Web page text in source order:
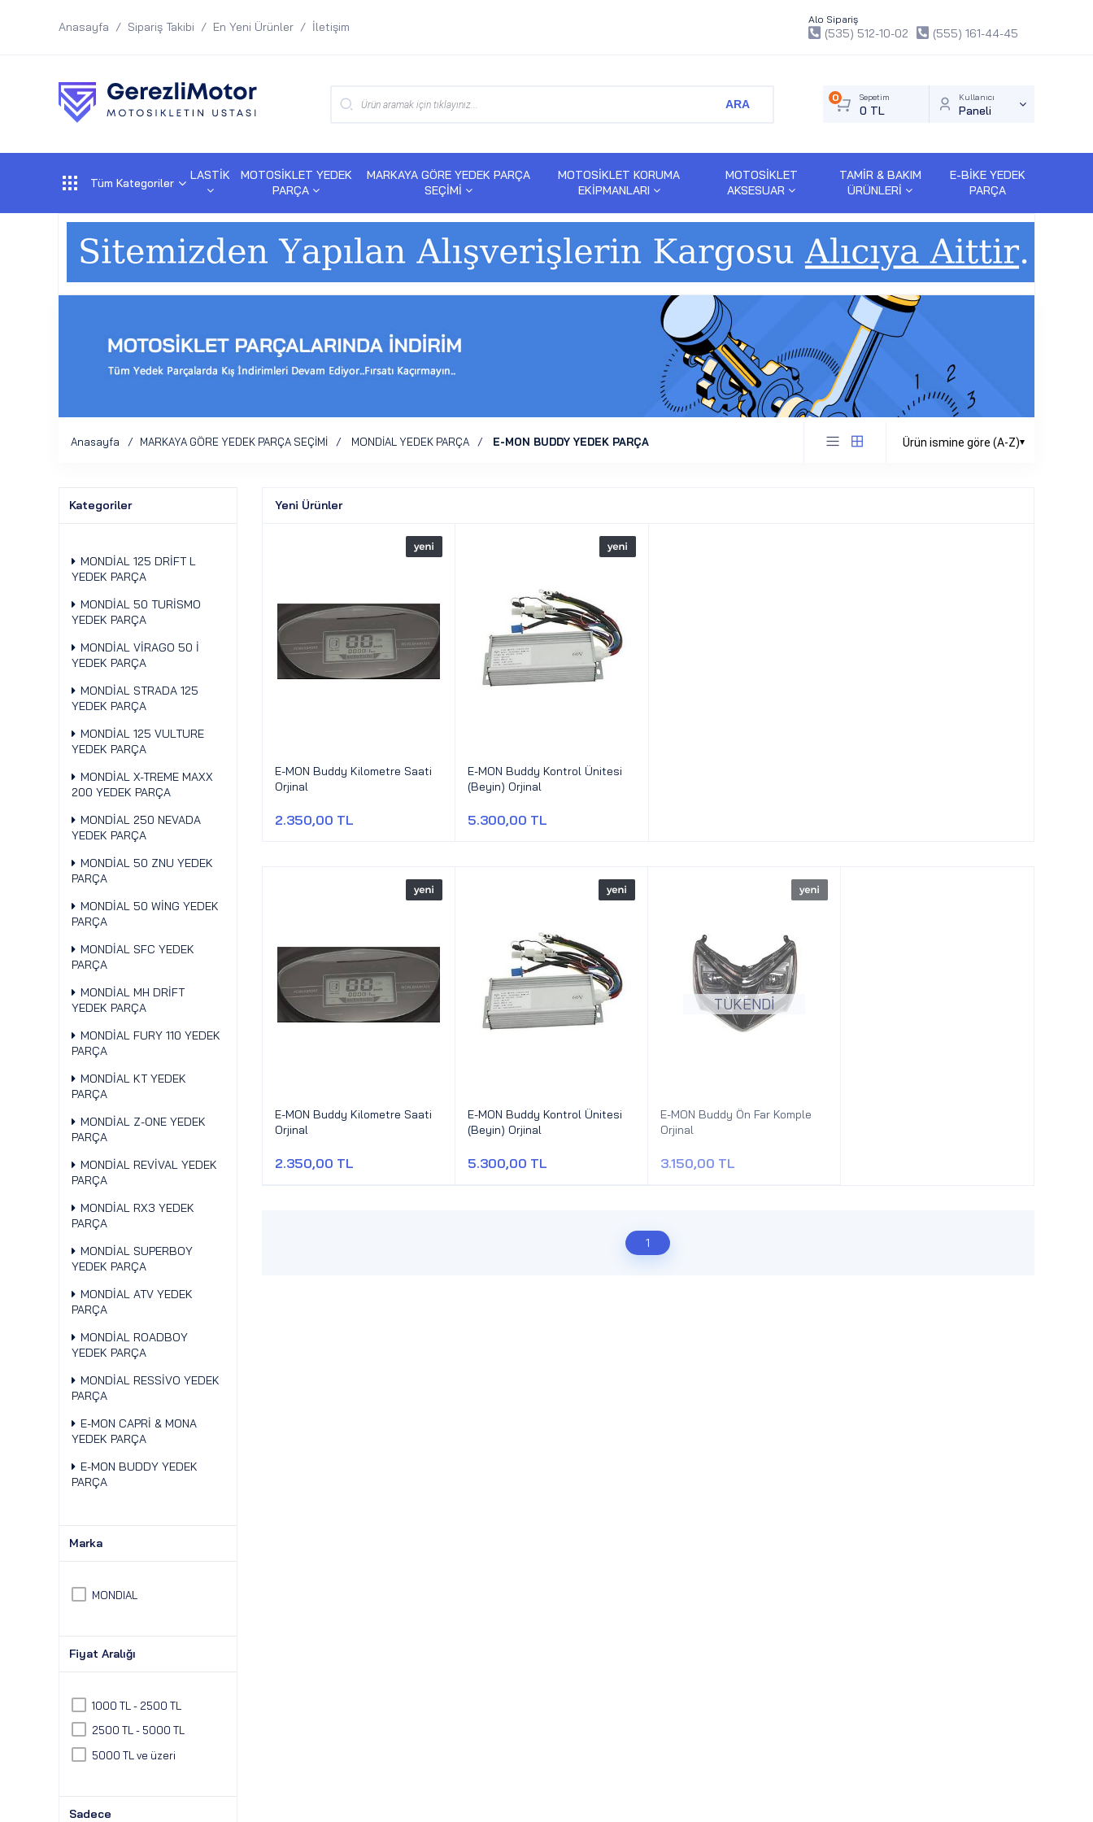
Anasayfa Sipariş Takibi En Yeni Ürünler İletişim
Alo Sipariş
(535) 512-10-02 (555) 161-44-45
ARA
Sepetim
0 TL
0 Kullanıcı
Paneli
Tüm Kategoriler
LASTİK
MOTOSİKLET YEDEK
PARÇA
MARKAYA GÖRE YEDEK PARÇA
SEÇİMİ
MOTOSİKLET KORUMA
EKİPMANLARI
MOTOSİKLET
AKSESUAR
TAMİR & BAKIM
ÜRÜNLERİ
E-BİKE YEDEK
PARÇA
Anasayfa MARKAYA GÖRE YEDEK PARÇA SEÇİMİ MONDİAL YEDEK PARÇA E-MON BUDDY YEDEK PARÇA
Kategoriler
MONDİAL 125 DRİFT L
YEDEK PARÇA
MONDİAL 50 TURİSMO
YEDEK PARÇA
MONDİAL VİRAGO 50 İ
YEDEK PARÇA
MONDİAL STRADA 125
YEDEK PARÇA
MONDİAL 125 VULTURE
YEDEK PARÇA
MONDİAL X-TREME MAXX
200 YEDEK PARÇA
MONDİAL 250 NEVADA
YEDEK PARÇA
MONDİAL 50 ZNU YEDEK
PARÇA
MONDİAL 50 WİNG YEDEK
PARÇA
MONDİAL SFC YEDEK
PARÇA
MONDİAL MH DRİFT
YEDEK PARÇA
MONDİAL FURY 110 YEDEK
PARÇA
MONDİAL KT YEDEK
PARÇA
MONDİAL Z-ONE YEDEK
PARÇA
MONDİAL REVİVAL YEDEK
PARÇA
MONDİAL RX3 YEDEK
PARÇA
MONDİAL SUPERBOY
YEDEK PARÇA
MONDİAL ATV YEDEK
PARÇA
MONDİAL ROADBOY
YEDEK PARÇA
MONDİAL RESSİVO YEDEK
PARÇA
E-MON CAPRİ & MONA
YEDEK PARÇA
E-MON BUDDY YEDEK
PARÇA
Marka
MONDIAL
Fiyat Aralığı
1000 TL - 2500 TL
2500 TL - 5000 TL
5000 TL ve üzeri
Sadece
Yeni Ürünler
E-MON Buddy Kilometre Saati
Orjinal
2.350,00 TL
E-MON Buddy Kontrol Ünitesi
(Beyin) Orjinal
5.300,00 TL
E-MON Buddy Kilometre Saati
Orjinal
2.350,00 TL
E-MON Buddy Kontrol Ünitesi
(Beyin) Orjinal
5.300,00 TL
E-MON Buddy Ön Far Komple
Orjinal
3.150,00 TL
TÜKENDİ
1